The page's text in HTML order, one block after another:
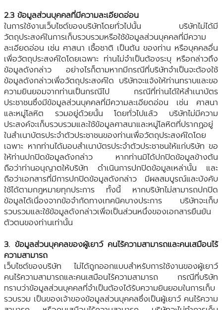
2.3 ข้อมูลส่วนบุคคลที่มีความละเอียดอ่อน
ในการใช้งานเว็บไซต์ของบริษัทโดยทั่วไปนั้น บริษัทไม่ได้มี
วัตถุประสงค์ในการเก็บรวบรวมหรือใช้ข้อมูลส่วนบุคคลที่มีความ
ละเอียดอ่อน เช่น ศาสนา เชื้อชาติ เป็นต้น ของท่าน หรือบุคคลอื่น
เพื่อวัตถุประสงค์ใดโดยเฉพาะ ท่านไม่จำเป็นต้องระบุ หรือกล่าวถึง
ข้อมูลดังกล่าว อย่างไรก็ตามหากมีกรณีที่บริษัทจำเป็นจะต้องใช้
ข้อมูลดังกล่าวเพื่อวัตถุประสงค์ใด บริษัทจะแจ้งให้ท่านทราบและขอ
ความยินยอมจากท่านเป็นกรณีไป กรณีที่ท่านได้ให้สำเนาบัตร
ประชาชนซึ่งมีข้อมูลส่วนบุคคลที่มีความละเอียดอ่อน เช่น ศาสนา
และหมู่โลหิต รวมอยู่ด้วยนั้น โดยทั่วไปแล้ว บริษัทไม่มีความ
ประสงค์จะเก็บรวบรวมและใช้ข้อมูลศาสนาและหมู่โลหิตที่ปรากฏอยู่
ในสำเนาบัตรประจำตัวประชาชนของท่านเพื่อวัตถุประสงค์ใดโดย
เฉพาะ หากท่านได้มอบสำเนาบัตรประจำตัวประชาชนให้แก่บริษัท ขอ
ให้ท่านปกปิดข้อมูลดังกล่าว หากท่านมิได้ปกปิดข้อมูลข้างต้น
ถือว่าท่านอนุญาตให้บริษัท ดำเนินการปกปิดข้อมูลเหล่านั้น และ
ถือว่าเอกสารที่มีการปกปิดข้อมูลดังกล่าว มีผลสมบูรณ์และบังคับ
ใช้ได้ตามกฎหมายทุกประการ ทั้งนี้ หากบริษัทไม่สามารถปกปิด
ข้อมูลได้เนื่องจากข้อจำกัดทางเทคนิคบางประการ บริษัทจะเก็บ
รวบรวมและใช้ข้อมูลดังกล่าวเพื่อเป็นส่วนหนึ่งของเอกสารยืนยัน
ตัวตนของท่านเท่านั้น
3. ข้อมูลส่วนบุคคลของผู้เยาว์ คนไร้ความสามารถและคนเสมือนไร้
ความสามารถ
เว็บไซต์ของบริษัท ไม่ได้ถูกออกแบบสำหรับการใช้งานของผู้เยาว์
คนไร้ความสามารถและคนเสมือนไร้ความสามารถ กรณีที่บริษัท
ทราบว่าข้อมูลส่วนบุคคลที่จำเป็นต้องได้รับความยินยอมในการเก็บ
รวบรวม เป็นของเจ้าของข้อมูลส่วนบุคคลซึ่งเป็นผู้เยาว์ คนไร้ความ